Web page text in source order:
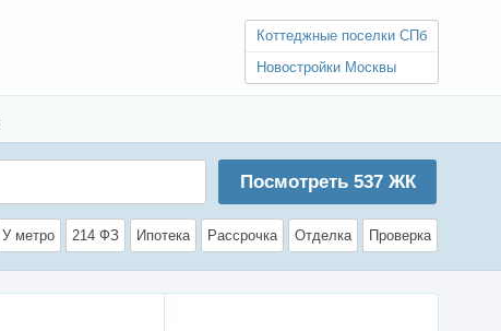
Коттеджные поселки СПб
Новостройки Москвы
Посмотреть 537ЖК
У метро 214 ФЗ Ипотека Рассрочка Отделка Проверка